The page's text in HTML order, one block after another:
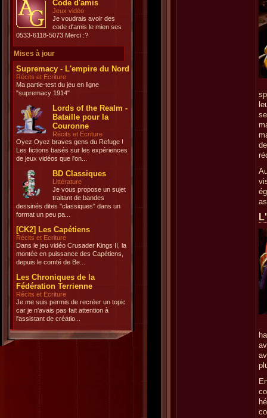
Code d'amis
Jeux vidéo
Je voudrais avoir des
code d'amis le mien ses
0533-6118-5073 Merci :?
Mises à jour
Supremacy - L'empire du Nord
Récits et Ecriture
Ma partie-test du jeu en ligne
"supremacy 1914"
Lords of the Realm -
Bataille pour la
Couronne
Récits et Ecriture
Oyez Oyez braves gens du Refuge !
Les fictions basés sur les expériences
de jeux vidéos que l'on...
BD Classiques
Littérature
Je vous propose un sujet
traitant de bandes
dessinés dites "classiques" dans un
format un peu pa...
[CK2] Les Capétiens
Récits et Ecriture
Dans le jeu vidéo Crusader Kings II, la
montée en puissance des Capétiens,
depuis le comté de Be...
Les Chroniques de la
Fédération Terrienne
Récits et Ecriture
Je me suis permis de recréer un topic
car je n'avais pas fait attention à
l'assistant de créatio...